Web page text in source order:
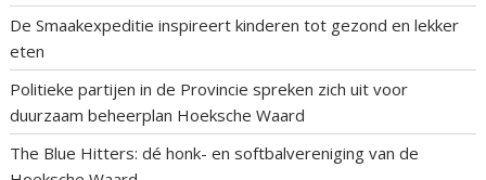
De Smaakexpeditie inspireert kinderen tot gezond en lekker
eten
Politieke partijen in de Provincie spreken zich uit voor
duurzaam beheerplan Hoeksche Waard
The Blue Hitters: dé honk- en softbalvereniging van de